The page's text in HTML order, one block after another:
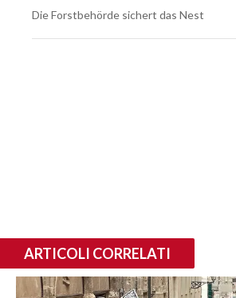
Die Forstbehörde sichert das Nest
ARTICOLI CORRELATI